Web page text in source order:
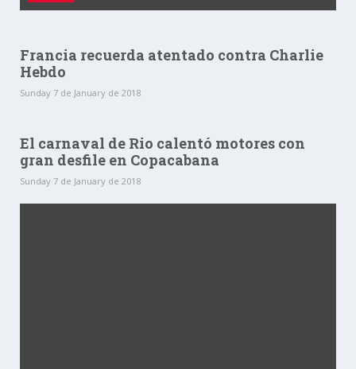
Francia recuerda atentado contra Charlie
Hebdo
Sunday 7 de January de 2018
El carnaval de Rio calentó motores con
gran desfile en Copacabana
Sunday 7 de January de 2018